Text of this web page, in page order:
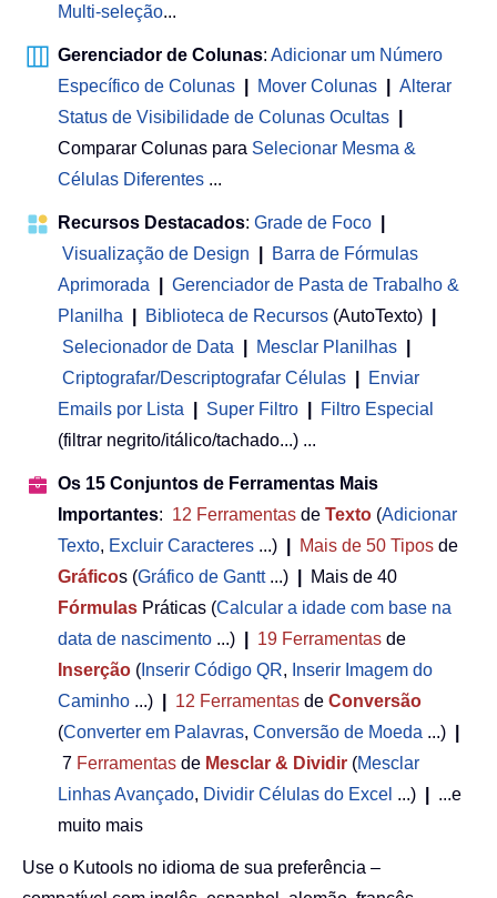
Multi-seleção...
Gerenciador de Colunas: Adicionar um Número
Específico de Colunas
Mover Colunas
Alterar
Status de Visibilidade de Colunas Ocultas
Comparar Colunas para Selecionar Mesma &
Células Diferentes ...
Recursos Destacados: Grade de Foco
Visualização de Design
Barra de Fórmulas
Aprimorada
Gerenciador de Pasta de Trabalho &
Planilha
Biblioteca de Recursos (AutoTexto)
Selecionador de Data
Mesclar Planilhas
Criptografar/Descriptografar Células
Enviar
Emails por Lista
Super Filtro
Filtro Especial
(filtrar negrito/itálico/tachado...) ...
Os 15 Conjuntos de Ferramentas Mais
Importantes: 12 Ferramentas de Texto (Adicionar
Texto, Excluir Caracteres ...) Mais de 50 Tipos de
Gráficos (Gráfico de Gantt...)
Mais de 40
Fórmulas Práticas (Calcular a idade com base na
data de nascimento ...) 19 Ferramentas de
Inserção ( Inserir Código QR, Inserir Imagem do
Caminho ...) 12 Ferramentas de Conversão
(Converter em Palavras, Conversão de Moeda ...)
7 Ferramentas de Mesclar & Dividir (Mesclar
Linhas Avançado, Dividir Células do Excel ...)
...e
muito mais
Use o Kutools no idioma de sua preferência –